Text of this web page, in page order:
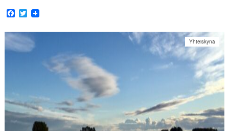
Facebook
Twitter
Yhteiskynä